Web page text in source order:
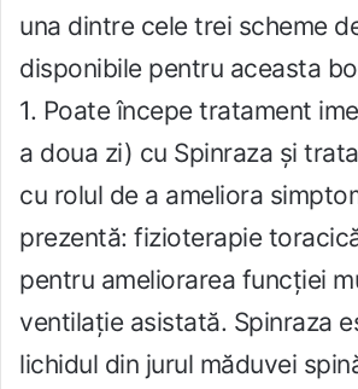
una dintre cele trei scheme
disponibile pentru aceasta
1. Poate începe tratament
a doua zi) cu Spinraza și
cu rolul de a ameliora
prezentă: fizioterapie
pentru ameliorarea funcției
ventilație asistată. Spinraza
lichidul din jurul măduvei